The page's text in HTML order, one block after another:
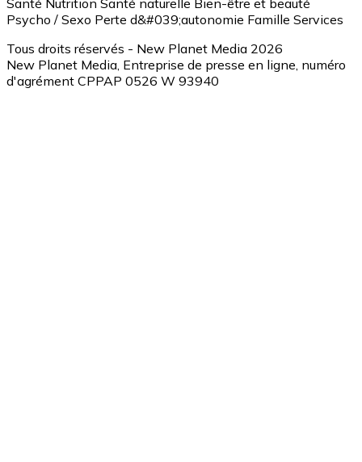
Santé Nutrition Santé naturelle Bien-être et beauté
Psycho / Sexo Perte d&#039;autonomie Famille Services
Tous droits réservés - New Planet Media 2026
New Planet Media, Entreprise de presse en ligne, numéro
d'agrément CPPAP 0526 W 93940